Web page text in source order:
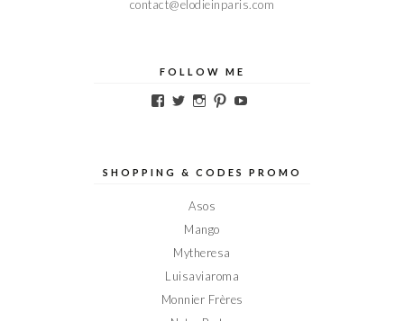
contact@elodieinparis.com
FOLLOW ME
Voir
sur
Voir
sur
Voir
sur
Voir
sur sur
SHOPPING & CODES PROMO
Asos
Mango
Mytheresa
Luisaviaroma
Monnier Frères